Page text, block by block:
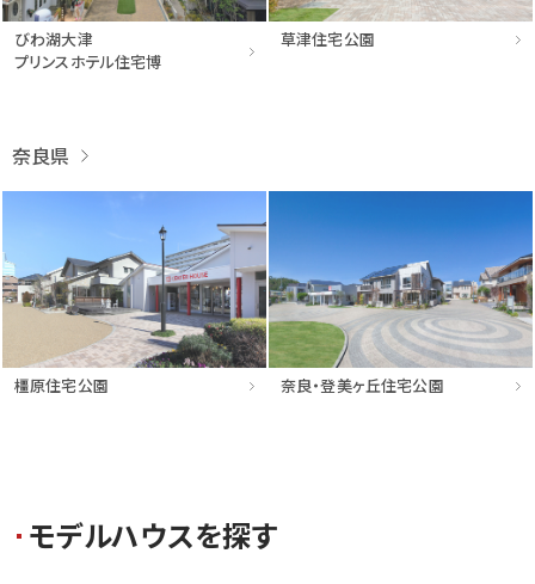
びわ湖大津
プリンスホテル住宅博
草津住宅公園
奈良県
橿原住宅公園 奈良・登美ヶ丘住宅公園
モデルハウスを探す